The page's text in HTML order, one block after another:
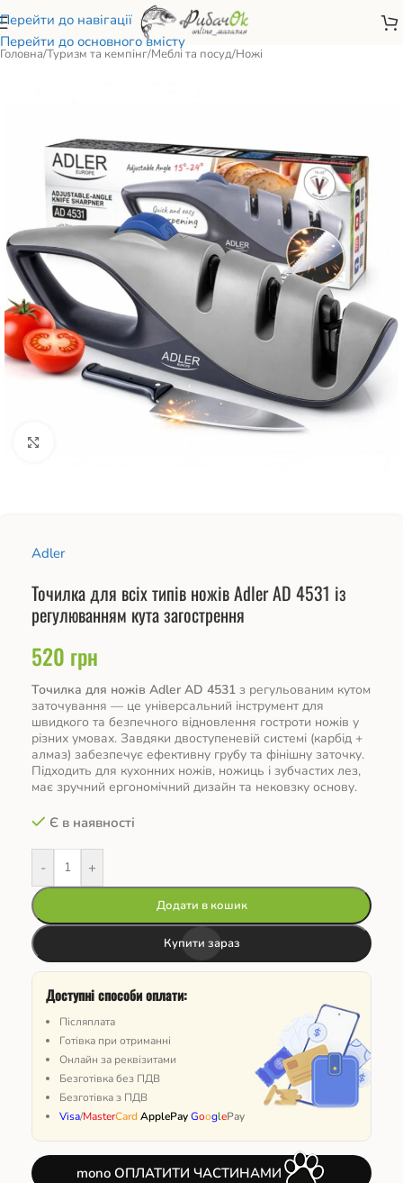
Перейти до навігації
Перейти до основного вмісту
Головна/Туризм та кемпінг/Меблі та посуд/Ножі
Adler
Точилка для всіх типів ножів Adler AD 4531 із
регулюванням кута загострення
520 грн
Точилка для ножів Adler AD 4531 з регульованим кутом
заточування — це універсальний інструмент для
швидкого та безпечного відновлення гостроти ножів у
різних умовах. Завдяки двоступеневій системі (карбід +
алмаз) забезпечує ефективну грубу та фінішну заточку.
Підходить для кухонних ножів, ножиць і зубчастих лез,
має зручний ергономічний дизайн та нековзку основу.
Є в наявності
- +
Додати в кошик
Купити зараз
Доступні способи оплати:
Післяплата
Готівка при отриманні
Онлайн за реквізитами
Безготівка без ПДВ
Безготівка з ПДВ
Visa/MasterCardApplePayGooglePay
mono ОПЛАТИТИ ЧАСТИНАМИ